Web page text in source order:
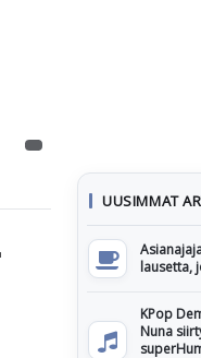
UUSIMMAT
lausetta,
KPop
Nuna